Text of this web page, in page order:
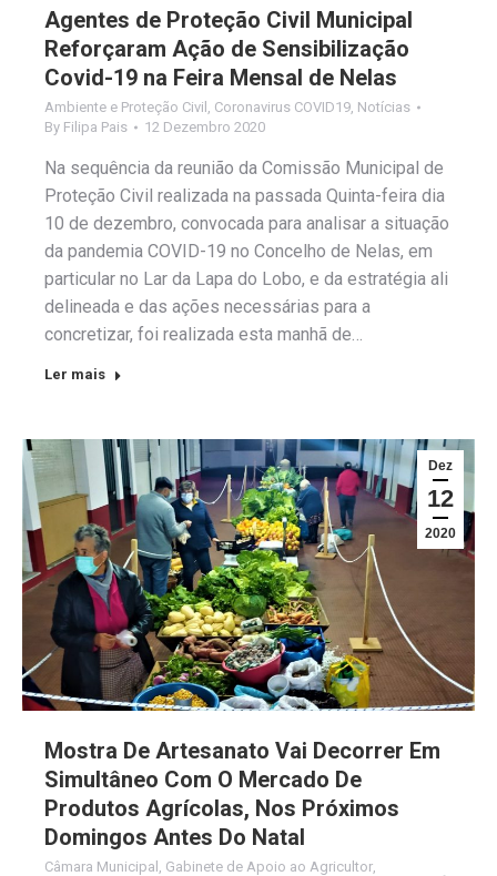
Agentes de Proteção Civil Municipal
Reforçaram Ação de Sensibilização
Covid-19 na Feira Mensal de Nelas
Ambiente e Proteção Civil , Coronavirus COVID19, Notícias
By Filipa Pais 12 Dezembro 2020
Na sequência da reunião da Comissão Municipal de
Proteção Civil realizada na passada Quinta-feira dia
10 de dezembro, convocada para analisar a situação
da pandemia COVID-19 no Concelho de Nelas, em
particular no Lar da Lapa do Lobo, e da estratégia ali
delineada e das ações necessárias para a
concretizar, foi realizada esta manhã de…
Ler mais
Dez
12
2020
Mostra De Artesanato Vai Decorrer Em
Simultâneo Com O Mercado De
Produtos Agrícolas, Nos Próximos
Domingos Antes Do Natal
Câmara Municipal Gabinete de Apoio ao Agricultor